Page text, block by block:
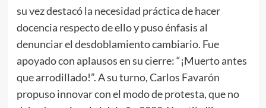
su vez destacó la necesidad práctica de hacer
docencia respecto de ello y puso énfasis al
denunciar el desdoblamiento cambiario. Fue
apoyado con aplausos en su cierre: “¡Muerto antes
que arrodillado!”. A su turno, Carlos Favarón
propuso innovar con el modo de protesta, que no